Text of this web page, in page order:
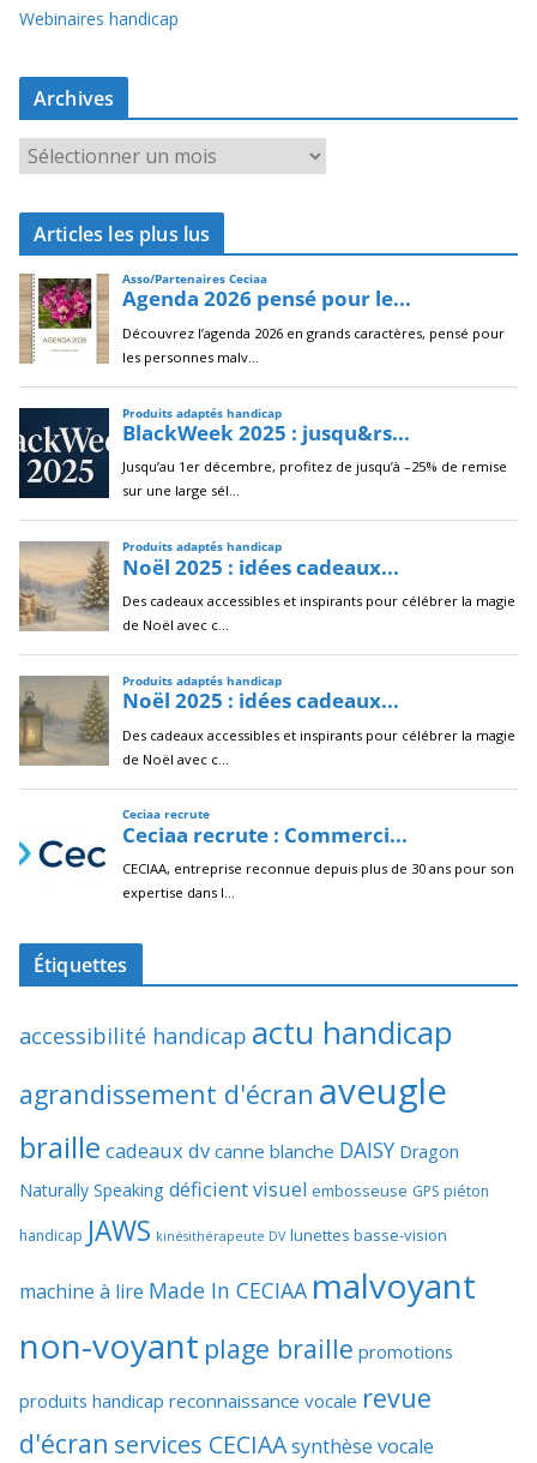
Webinaires handicap
Archives
r
c
i
v
e
s
Articles les plus lus
Étiquettes
accessibilité handicap actu handicap
agrandissement d'écran aveugle
braille cadeaux dv canne blanche DAISY Dragon
Naturally Speaking déficient visuel embosseuse GPS piéton
handicap JAWS kinésithérapeute DV lunettes basse-vision
machine à lire Made In CECIAA malvoyant
non-voyant plage braille promotions
produits handicap reconnaissance vocale revue
d'écran services CECIAAsynthèse vocale